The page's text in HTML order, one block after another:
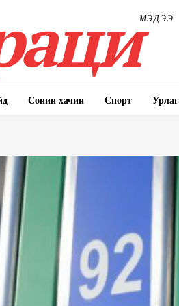
МЭДЭЭ
Сонин хачин Спорт Урлаг